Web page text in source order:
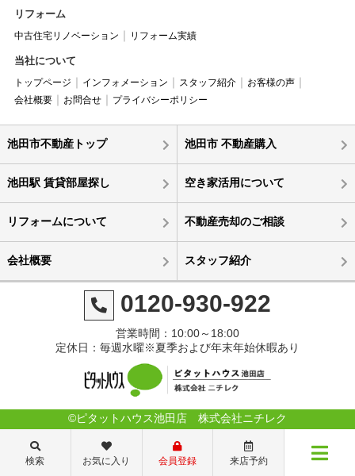
リフォーム
中古住宅リノベーション リフォーム実績
当社について
トップページ インフォメーション スタッフ紹介
お客様の声
会社概要
お問合せ プライバシーポリシー
池田市不動産トップ 池田市 不動産購入
池田駅 賃貸部屋探し 空き家活用について
リフォームについて 不動産売却のご相談
会社概要 スタッフ紹介
0120-930-922
営業時間：10:00～18:00
定休日：毎週水曜※夏季および年末年始休暇あり
©ピタットハウス池田店 株式会社ニチレク
検索 お気に入り 会員登録 来店予約